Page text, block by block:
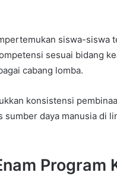
siswa-siswa
sesuai bidang
cabang lomba.
konsistensi
daya manusia di
Program